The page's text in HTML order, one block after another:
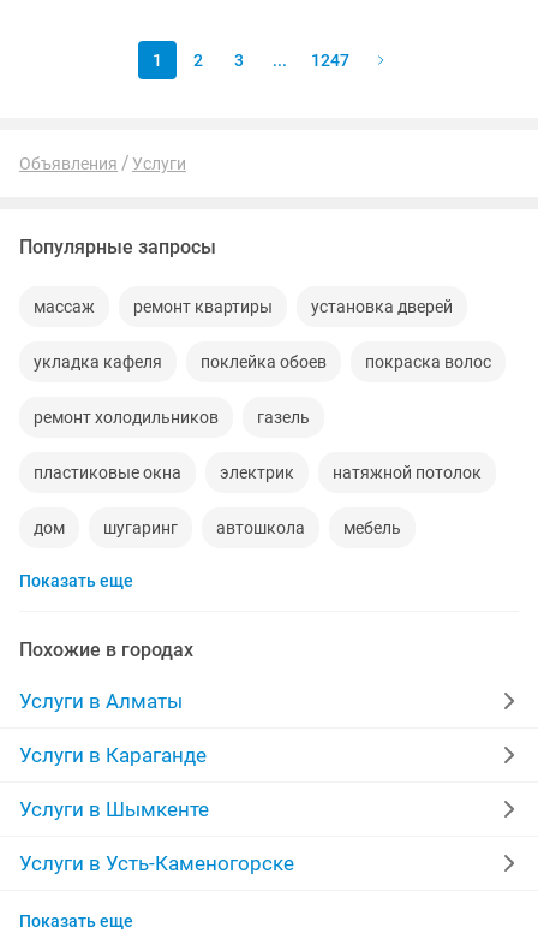
1 2 3 ... 1247
Объявления Услуги
Популярные запросы
массаж ремонт квартиры установка дверей
укладка кафеля поклейка обоев покраска волос
ремонт холодильников газель
пластиковые окна электрик натяжной потолок
дом шугаринг автошкола мебель
ремонт телевизоров
мебель на заказ
уколы на дому вывоз мусора
москитные сетки
ремонт стиральных машин диван
грузоперевозки газель
Показать еще
Похожие в городах
Услуги в Алматы
Услуги в Караганде
Услуги в Шымкенте
Услуги в Усть-Каменогорске
Услуги в Актобе
Показать еще